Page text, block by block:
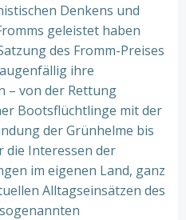
Denkens und
geleistet haben
des Fromm-Preises
ihre
– von der Rettung
Bootsflüchtlinge mit der
der Grünhelme bis
die Interessen der
im eigenen Land, ganz
Alltagseinsätzen des